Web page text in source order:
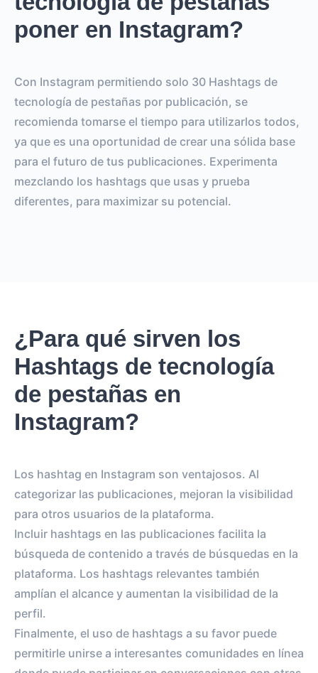
poner en Instagram?
Con Instagram permitiendo solo 30 Hashtags de
tecnología de pestañas por publicación, se
recomienda tomarse el tiempo para utilizarlos todos,
ya que es una oportunidad de crear una sólida base
para el futuro de tus publicaciones. Experimenta
mezclando los hashtags que usas y prueba
diferentes, para maximizar su potencial.
¿Para qué sirven los
Hashtags de tecnología
de pestañas en
Instagram?
Los hashtag en Instagram son ventajosos. Al
categorizar las publicaciones, mejoran la visibilidad
para otros usuarios de la plataforma.
Incluir hashtags en las publicaciones facilita la
búsqueda de contenido a través de búsquedas en la
plataforma. Los hashtags relevantes también
amplían el alcance y aumentan la visibilidad de la
perfil.
Finalmente, el uso de hashtags a su favor puede
permitirle unirse a interesantes comunidades en línea